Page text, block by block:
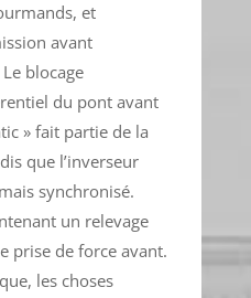
et
avant
blocage
du pont avant
» fait partie de la
que l’inverseur
synchronisé.
un relevage
prise de force avant.
les choses